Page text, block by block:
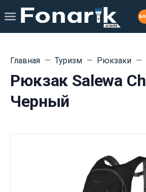
Главная Туризм Рюкзаки
Рюкзак Salewa
Черный